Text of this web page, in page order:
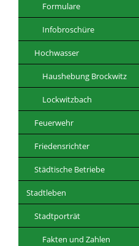
Formulare
Infobroschüre
Hochwasser
Haushebung Brockwitz
Lockwitzbach
Feuerwehr
Friedensrichter
Städtische Betriebe
Stadtleben
Stadtporträt
Fakten und Zahlen